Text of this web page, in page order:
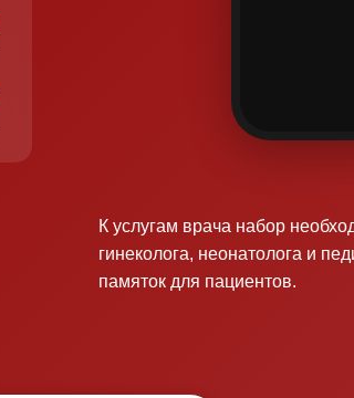
К услугам врача набор
гинеколога, неонатолога и
памяток для пациентов.